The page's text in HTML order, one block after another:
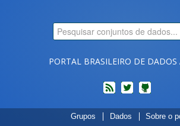
PORTAL BRASILEIRO DE DADOS
feed twitterCódigos
fonte
Grupos Dados Sobre o